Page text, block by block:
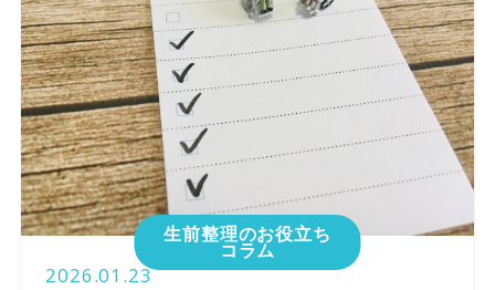
生前整理のお役立ち
コラム
2026.01.23